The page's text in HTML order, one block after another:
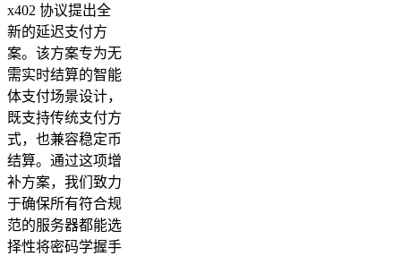
x402 协议提出全
新的延迟支付方
案。该方案专为无
需实时结算的智能
体支付场景设计，
既支持传统支付方
式，也兼容稳定币
结算。通过这项增
补方案，我们致力
于确保所有符合规
范的服务器都能选
择性将密码学握手